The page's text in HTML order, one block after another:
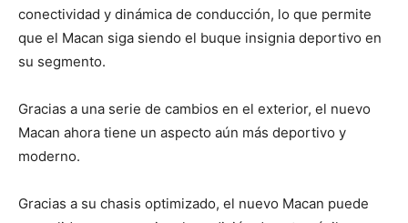
conectividad y dinámica de conducción, lo que permite
que el Macan siga siendo el buque insignia deportivo en
su segmento.
Gracias a una serie de cambios en el exterior, el nuevo
Macan ahora tiene un aspecto aún más deportivo y
moderno.
Gracias a su chasis optimizado, el nuevo Macan puede